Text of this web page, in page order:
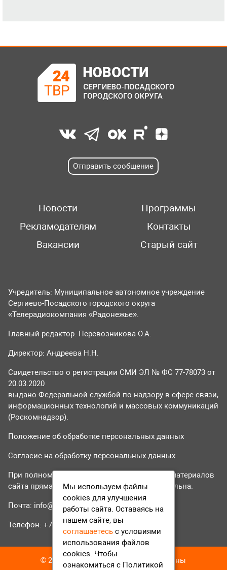
Отправить сообщение
Новости
Программы
Рекламодателям
Контакты
Вакансии
Старый сайт
Учредитель: Муниципальное автономное учреждение
Сергиево-Посадского городского округа
«Телерадиокомпания «Радонежье».
Главный редактор: Перевозникова О.А.
Директор: Андреева Н.Н.
Свидетельство о регистрации СМИ ЭЛ № ФС 77-78073 от
20.03.2020
выдано Федеральной службой по надзору в сфере связи,
информационных технологий и массовых коммуникаций
(Роскомнадзор).
Положение об обработке персональных данных
Согласие на обработку персональных данных
При полном или частичном использовании материалов
сайта прямая гиперссылка на tvr24.tv обязательна.
Почта: info@tvr24.tv
Телефон: +7 (496) 551-04-95
© 2016-2023 ТВР24 Все права защищены
Мы используем файлы
cookies для улучшения
работы сайта. Оставаясь на
нашем сайте, вы
соглашаетесь с условиями
использования файлов
cookies. Чтобы
ознакомиться с Политикой